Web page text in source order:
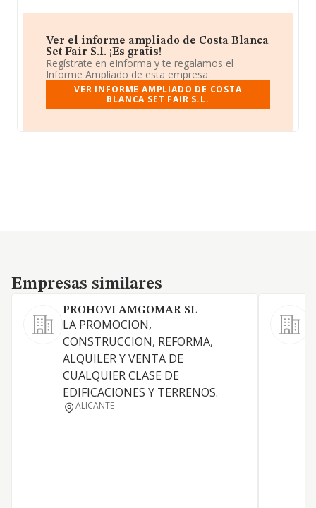
Ver el informe ampliado de Costa Blanca
Set Fair S.l. ¡Es gratis!
Regístrate en eInforma y te regalamos el
Informe Ampliado de esta empresa.
VER INFORME AMPLIADO DE COSTA
BLANCA SET FAIR S.L.
Empresas similares
Empresas similares
PROHOVI AMGOMAR SL
LA PROMOCION,
CONSTRUCCION, REFORMA,
ALQUILER Y VENTA DE
CUALQUIER CLASE DE
EDIFICACIONES Y TERRENOS.
ALICANTE